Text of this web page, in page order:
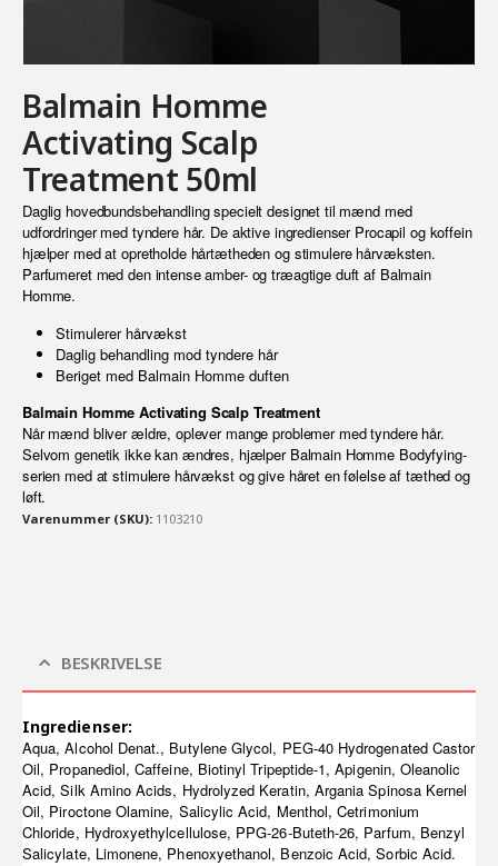
Balmain Homme
Activating Scalp
Treatment 50ml
Daglig hovedbundsbehandling specielt designet til mænd med
udfordringer med tyndere hår. De aktive ingredienser Procapil og koffein
hjælper med at opretholde hårtætheden og stimulere hårvæksten.
Parfumeret med den intense amber- og træagtige duft af Balmain
Homme.
Stimulerer hårvækst
Daglig behandling mod tyndere hår
Beriget med Balmain Homme duften
Balmain Homme Activating Scalp Treatment
Når mænd bliver ældre, oplever mange problemer med tyndere hår.
Selvom genetik ikke kan ændres, hjælper Balmain Homme Bodyfying-
serien med at stimulere hårvækst og give håret en følelse af tæthed og
løft.
Varenummer (SKU): 1103210
BESKRIVELSE
Ingredienser:
Aqua, Alcohol Denat., Butylene Glycol, PEG-40 Hydrogenated Castor
Oil, Propanediol, Caffeine, Biotinyl Tripeptide-1, Apigenin, Oleanolic
Acid, Silk Amino Acids, Hydrolyzed Keratin, Argania Spinosa Kernel
Oil, Piroctone Olamine, Salicylic Acid, Menthol, Cetrimonium
Chloride, Hydroxyethylcellulose, PPG-26-Buteth-26, Parfum, Benzyl
Salicylate, Limonene, Phenoxyethanol, Benzoic Acid, Sorbic Acid.